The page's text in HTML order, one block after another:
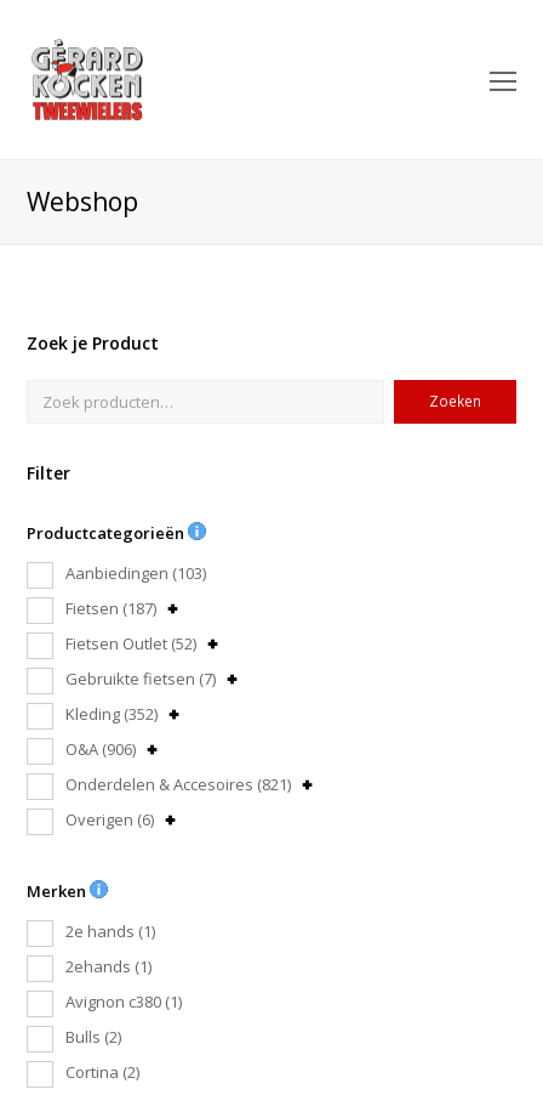
Webshop
Zoek je Product
Zoeken
Filter
Productcategorieën
Aanbiedingen (103)
Fietsen (187)
Fietsen Outlet (52)
Gebruikte fietsen (7)
Kleding (352)
O&A (906)
Onderdelen & Accesoires (821)
Overigen (6)
Merken
2e hands (1)
2ehands (1)
Avignon c380 (1)
Bulls (2)
Cortina (2)